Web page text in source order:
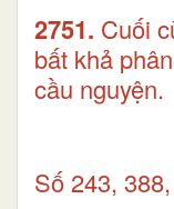
2751. Cuối
bất khả
cầu nguyện.
Số 243,